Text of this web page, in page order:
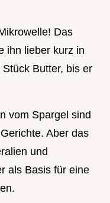
Das
ihn lieber kurz in
Butter, bis er
vom Spargel sind
Aber das
und
als Basis für eine